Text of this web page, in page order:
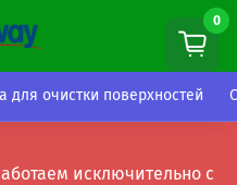
0
для очистки поверхностей
исключительно с
0